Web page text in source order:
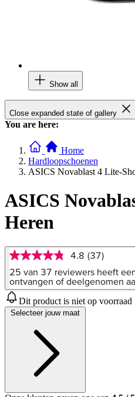
Show all
Close expanded state of gallery
You are here:
Home
Hardloopschoenen
ASICS Novablast 4 Lite-
ASICS
Heren
4.8
van
5
sterren,
gemiddelde
scorewaarde.
Read
Reviews.
Dezelfde
paginalink.
4.8 (37)
25 van 37 reviewers heeft
ontvangen of deelgenomen
Dit product is niet op voorraad
Selecteer jouw maat